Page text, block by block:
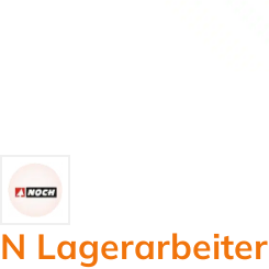
N Lagerarbeiter